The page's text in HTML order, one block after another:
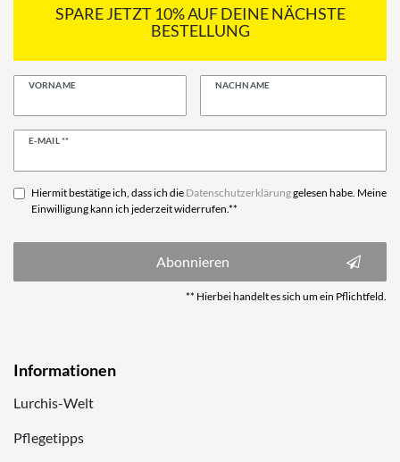
SPARE JETZT 10% AUF DEINE NÄCHSTE
BESTELLUNG
VORNAME NACHNAME
E-MAIL **
Newsletter
Hiermit bestätige ich, dass ich die Daten­schutz­erklärunggelesen habe. Meine
Einwilligung kann ich jederzeit widerrufen.**
Abonnieren
** Hierbei handelt es sich um ein Pflichtfeld.
Informationen
Lurchis-Welt
Pflegetipps